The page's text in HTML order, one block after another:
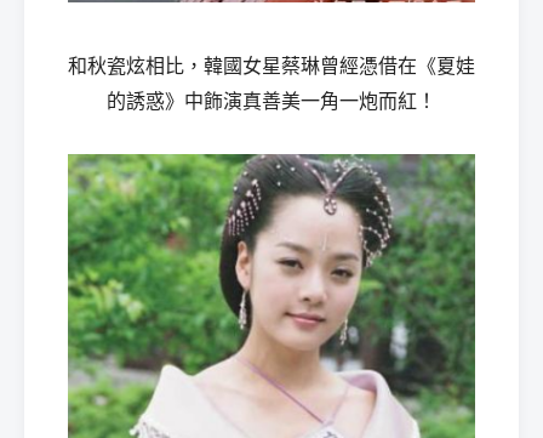
和秋瓷炫相比，韓國女星蔡琳曾經憑借在《夏娃
的誘惑》中飾演真善美一角一炮而紅！